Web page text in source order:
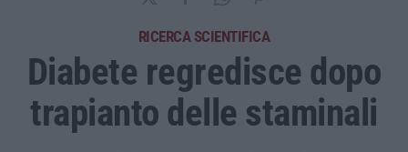
RICERCA SCIENTIFICA
Diabete regredisce dopo
trapianto delle staminali